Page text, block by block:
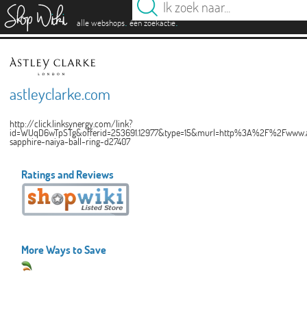
alle webshops. één zoekactie.
astleyclarke.com
http://click.linksynergy.com/link?
sapphire-naiya-ball-ring-d27407
Ratings and Reviews
More Ways to Save